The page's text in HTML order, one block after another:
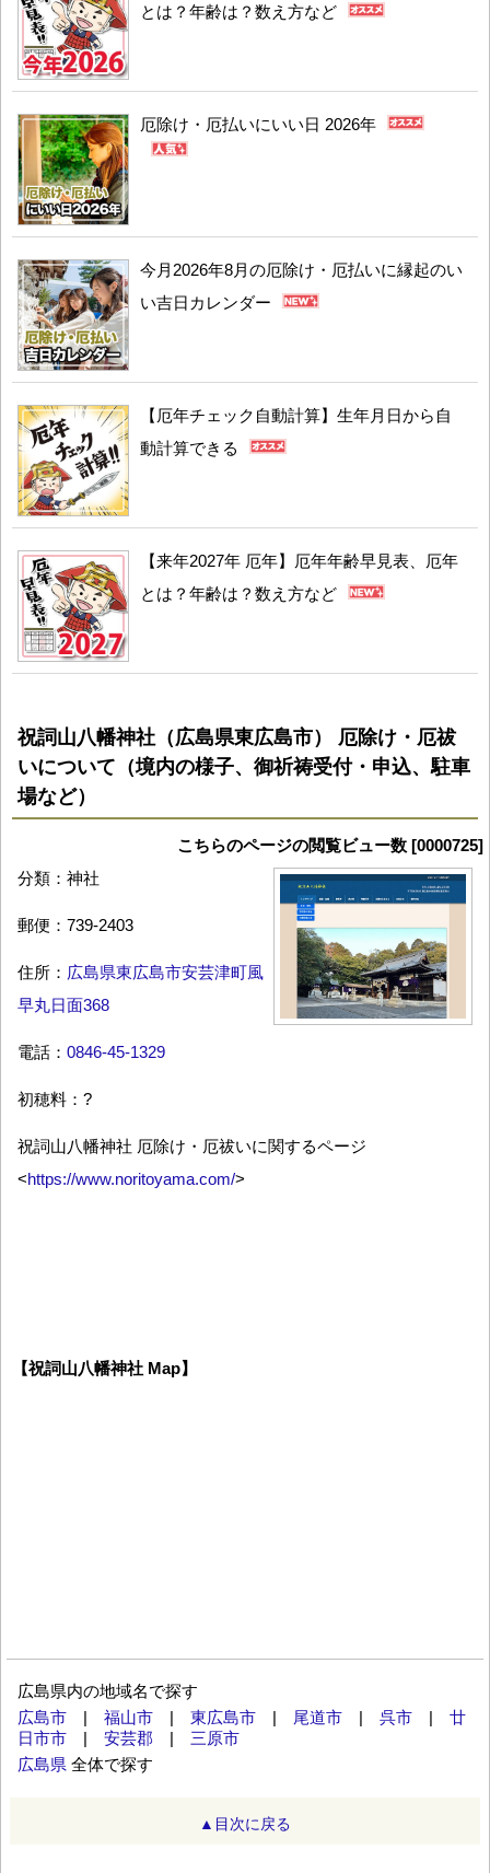
とは？年齢は？数え方など
厄除け・厄払いにいい日 2026年
今月2026年8月の厄除け・厄払いに縁起のい
い吉日カレンダー
【厄年チェック自動計算】生年月日から自
動計算できる
【来年2027年 厄年】厄年年齢早見表、厄年
とは？年齢は？数え方など
祝詞山八幡神社（広島県東広島市） 厄除け・厄祓
いについて（境内の様子、御祈祷受付・申込、駐車
場など）
こちらのページの閲覧ビュー数 [0000725]
分類：神社
郵便：739-2403
住所： 広島県東広島市安芸津町風
早丸日面368
電話： 0846-45-1329
初穂料：?
祝詞山八幡神社 厄除け・厄祓いに関するページ
<https://www.noritoyama.com/>
【祝詞山八幡神社 Map】
広島県内の地域名で探す
広島市
福山市 東広島市 尾道市 呉市
廿
日市市
安芸郡
三原市
広島県 全体で探す
▲目次に戻る